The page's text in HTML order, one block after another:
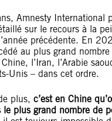
Amnesty International
sur le recours à la
précédente. En
au plus grand nombre
l’Iran, l’Arabie
Unis – dans cet ordre.
plus, c’est en Chine
le plus grand nombre de